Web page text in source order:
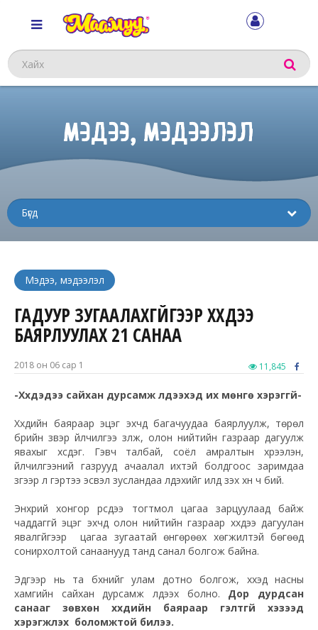
Хайх
МЭДЭЭ, МЭДЭЭЛЭЛ
Мэдээ, мэдээлэл
ГАДУУР ЗУГААЛАХГҮЙГЭЭР ХҮҮХДЭЭ
БАЯРЛУУЛАХ 21 САНАА
2018 он 06 сар 1 11,845
-Хүүхдэдээ сайхан дурсамж үлдээхэд их мөнгө хэрэггүй-
Хүүхдийн баяраар эцэг эхчүүд багачуудаа баярлуулж, төрөл
бүрийн үзвэр үйлчилгээ үзүүлж, олон нийтийн газраар дагуулж
явахыг хүсдэг. Гэвч талбай, соёл амралтын хүрээлэн,
үйлчилгээний газрууд ачаалал ихтэй болдгоос заримдаа
зүгээр л гэртээ эсвэл зусландаа үлдэхийг илүүд үзэх хүн ч бий.
Энхрий хонгор үрсдээ тогтмол цагаа зарцуулаад байж
чаддаггүй эцэг эхчүүд олон нийтийн газраар хүүхдээ дагуулан
явалгүйгээр цагаа зугаатай өнгөрөөх хөгжилтэй бөгөөд
сонирхолтой санаанууд танд санал болгож байна.
Эдгээр нь та бүхнийг улам дотно болгож, хүүхэд насны
хамгийн сайхан дурсамж үлдээх болно. Дор дурдсан
санааг зөвхөн хүүхдийн баяраар гэлтгүй хэзээд
хэрэгжүүлэх боломжтой билээ.